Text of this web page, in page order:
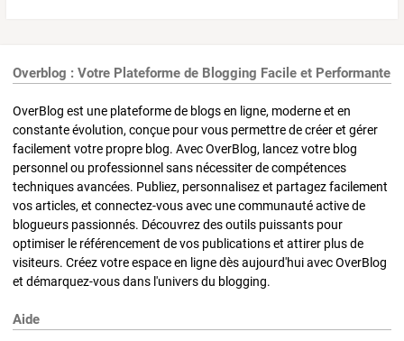
Overblog : Votre Plateforme de Blogging Facile et Performante
OverBlog est une plateforme de blogs en ligne, moderne et en
constante évolution, conçue pour vous permettre de créer et gérer
facilement votre propre blog. Avec OverBlog, lancez votre blog
personnel ou professionnel sans nécessiter de compétences
techniques avancées. Publiez, personnalisez et partagez facilement
vos articles, et connectez-vous avec une communauté active de
blogueurs passionnés. Découvrez des outils puissants pour
optimiser le référencement de vos publications et attirer plus de
visiteurs. Créez votre espace en ligne dès aujourd'hui avec OverBlog
et démarquez-vous dans l'univers du blogging.
Aide